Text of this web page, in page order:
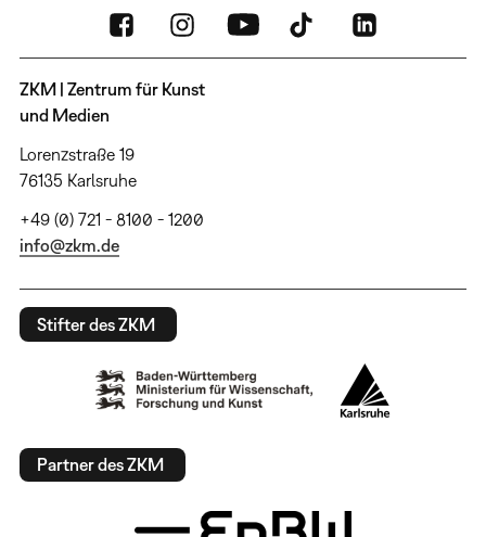
ZKM | Zentrum für Kunst
und Medien
Lorenzstraße 19
76135 Karlsruhe
+49 (0) 721 - 8100 - 1200
info@zkm.de
Stifter des ZKM
Partner des ZKM